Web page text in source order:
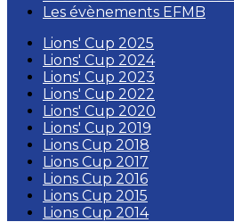
Les évènements EFMB
Lions' Cup 2025
Lions' Cup 2024
Lions' Cup 2023
Lions' Cup 2022
Lions' Cup 2020
Lions' Cup 2019
Lions Cup 2018
Lions Cup 2017
Lions Cup 2016
Lions Cup 2015
Lions Cup 2014